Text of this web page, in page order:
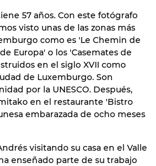
57 años. Con este fotógrafo
visto unas de las zonas más
como es 'Le Chemin de
Europa' o los 'Casemates de
en el siglo XVII como
de Luxemburgo. Son
por la UNESCO. Después,
en el restaurante 'Bistro
embarazada de ocho meses
visitando su casa en el Valle
enseñado parte de su trabajo